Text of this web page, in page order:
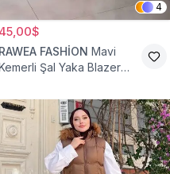
4
45,00$
RAWEA FASHİON Mavi
Şal Yaka Blazer